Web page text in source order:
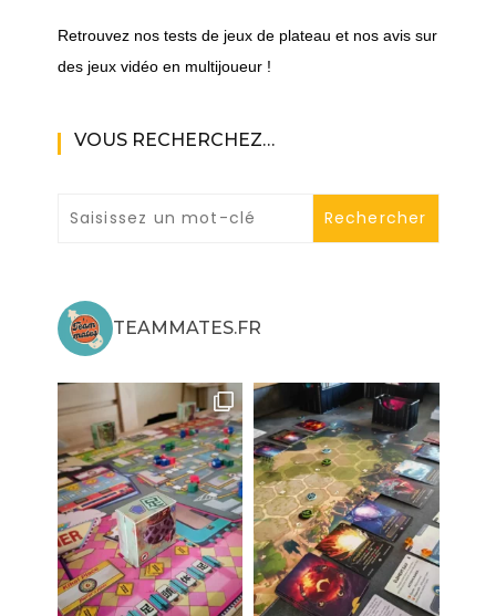
Retrouvez nos tests de jeux de plateau et nos avis sur
des jeux vidéo en multijoueur !
VOUS RECHERCHEZ…
TEAMMATES.FR